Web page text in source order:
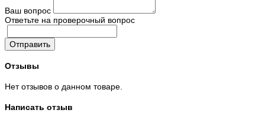
Ваш вопрос
Ответьте на проверочный вопрос
Отправить
Отзывы
Нет отзывов о данном товаре.
Написать отзыв